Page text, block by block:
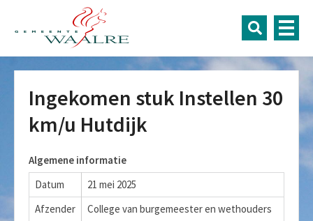
Ingekomen stuk Instellen 30
km/u Hutdijk
Algemene informatie
Datum
21 mei 2025
Afzender
College van burgemeester en wethouders